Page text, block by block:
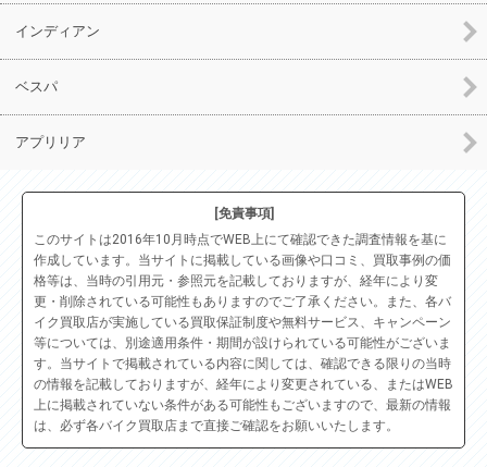
インディアン
ベスパ
アプリリア
[免責事項]
このサイトは2016年10月時点でWEB上にて確認できた調査情報を基に
作成しています。当サイトに掲載している画像や口コミ、買取事例の価
格等は、当時の引用元・参照元を記載しておりますが、経年により変
更・削除されている可能性もありますのでご了承ください。また、各バ
イク買取店が実施している買取保証制度や無料サービス、キャンペーン
等については、別途適用条件・期間が設けられている可能性がございま
す。当サイトで掲載されている内容に関しては、確認できる限りの当時
の情報を記載しておりますが、経年により変更されている、またはWEB
上に掲載されていない条件がある可能性もございますので、最新の情報
は、必ず各バイク買取店まで直接ご確認をお願いいたします。